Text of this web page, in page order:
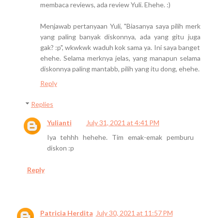
membaca reviews, ada review Yuli. Ehehe. :)
Menjawab pertanyaan Yuli, "Biasanya saya pilih merk
yang paling banyak diskonnya, ada yang gitu juga
gak? :p", wkwkwk waduh kok sama ya. Ini saya banget
ehehe. Selama merknya jelas, yang manapun selama
diskonnya paling mantabb, pilih yang itu dong, ehehe.
Reply
Replies
Yulianti
July 31, 2021 at 4:41 PM
Iya tehhh hehehe. Tim emak-emak pemburu
diskon :p
Reply
Patricia Herdita July 30, 2021 at 11:57 PM